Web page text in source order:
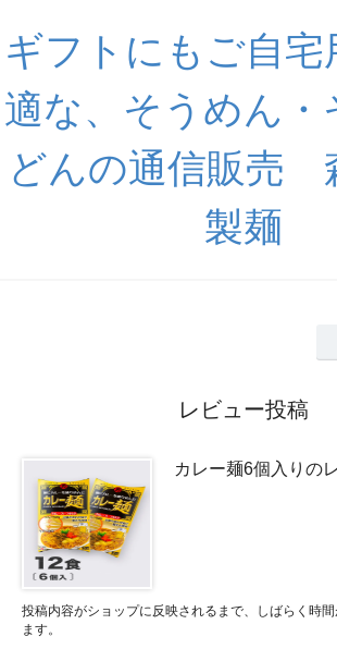
ギフトにもご自宅
適な、そうめん・
どんの通信販売
製麺
レビュー投稿
カレー麺6個入りの
投稿内容がショップに反映されるまで、しばらく時
ます。